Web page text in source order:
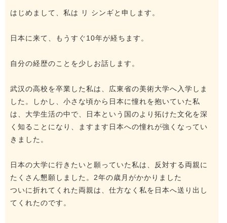
はじめまして、私は リ シンギと申します。
日本に来て、もうすぐ10年が経ちます。
自分の経歴のことを少しお話します。
武汉の高校を卒業した私は、広東省の美術大学へ入学しま
した。しかし、小さな頃から日本に憧れを抱いていた私
は、大学生活の中で、日本という国のより拓けた文化を深
く知ることになり、ますます日本への憧れが強くなってい
きました。
日本の大学に行きたいと願っていた私は、反対する両親に
たくさん懇願しました。2年の歳月がかかりました
ついに折れてくれた両親は、仕方なく私を日本へ送り出し
てくれたのです。